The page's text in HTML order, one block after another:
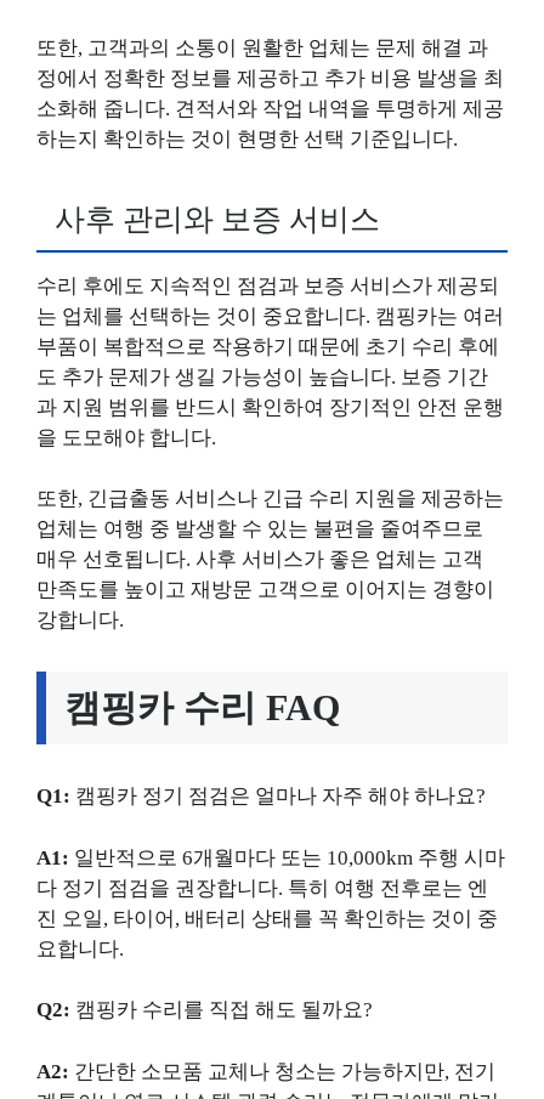
또한, 고객과의 소통이 원활한 업체는 문제 해결 과
정에서 정확한 정보를 제공하고 추가 비용 발생을 최
소화해 줍니다. 견적서와 작업 내역을 투명하게 제공
하는지 확인하는 것이 현명한 선택 기준입니다.
사후 관리와 보증 서비스
수리 후에도 지속적인 점검과 보증 서비스가 제공되
는 업체를 선택하는 것이 중요합니다. 캠핑카는 여러
부품이 복합적으로 작용하기 때문에 초기 수리 후에
도 추가 문제가 생길 가능성이 높습니다. 보증 기간
과 지원 범위를 반드시 확인하여 장기적인 안전 운행
을 도모해야 합니다.
또한, 긴급출동 서비스나 긴급 수리 지원을 제공하는
업체는 여행 중 발생할 수 있는 불편을 줄여주므로
매우 선호됩니다. 사후 서비스가 좋은 업체는 고객
만족도를 높이고 재방문 고객으로 이어지는 경향이
강합니다.
캠핑카 수리 FAQ
Q1: 캠핑카 정기 점검은 얼마나 자주 해야 하나요?
A1: 일반적으로 6개월마다 또는 10,000km 주행 시마
다 정기 점검을 권장합니다. 특히 여행 전후로는 엔
진 오일, 타이어, 배터리 상태를 꼭 확인하는 것이 중
요합니다.
Q2: 캠핑카 수리를 직접 해도 될까요?
A2: 간단한 소모품 교체나 청소는 가능하지만, 전기